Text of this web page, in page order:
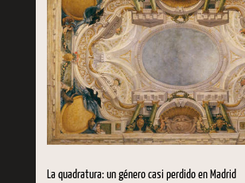
La quadratura: un género casi perdido en Madrid